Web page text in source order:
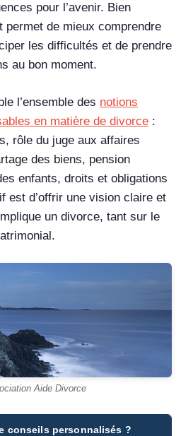
pour l’avenir. Bien
permet de mieux comprendre
les difficultés et de prendre
au bon moment.
l’ensemble des notions
en matière de divorce :
rôle du juge aux affaires
des biens, pension
enfants, droits et obligations
est d’offrir une vision claire et
un divorce, tant sur le
Aide Divorce
conseils personnalisés ?